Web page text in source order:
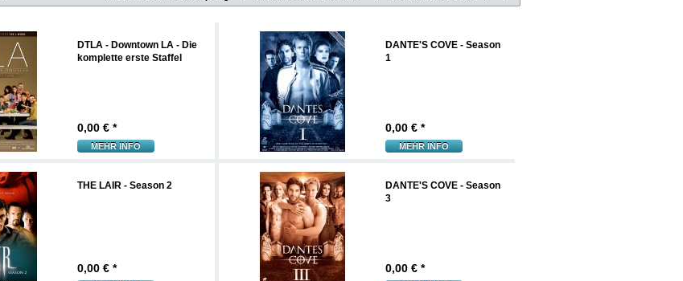
DTLA - Downtown LA - Die
komplette erste Staffel
0,00 € *
MEHR INFO
DANTE'S COVE - Season
1
0,00 € *
MEHR INFO
THE LAIR - Season 2
0,00 € *
DANTE'S COVE - Season
3
0,00 € *